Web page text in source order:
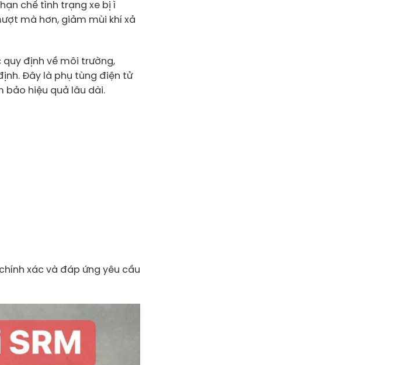
chế tình trạng xe bị ì
mà hơn, giảm mùi khí xả
quy định về môi trường,
Đây là phụ tùng điện tử
bảo hiệu quả lâu dài.
xác và đáp ứng yêu cầu